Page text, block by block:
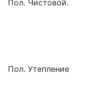
Пол. Чистовой.
Пол. Утепление